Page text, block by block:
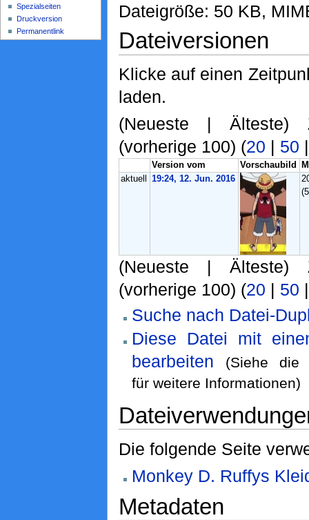
Dateigröße: 50 KB,
Dateiversionen
Klicke auf einen
laden.
(Neueste | Älteste)
(vorherige 100) (20 | 50
Version vom Vorschaubild
aktuell
19:24, 12. Jun. 2016
(Neueste | Älteste)
(vorherige 100) (20 | 50
Suche nach Datei-
Diese Datei mit
bearbeiten
(Siehe
für weitere Informationen)
Die folgende Seite
Monkey D. Ruffys
Metadaten
Spezialseiten
Druckversion
Permanentlink